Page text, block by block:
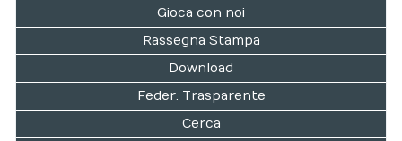
Gioca con noi
Rassegna Stampa
Download
Feder. Trasparente
Cerca